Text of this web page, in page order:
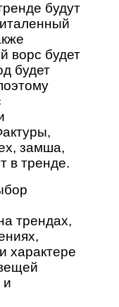
будут
ворс будет
будет
замша,
в тренде.
трендах,
характере
и